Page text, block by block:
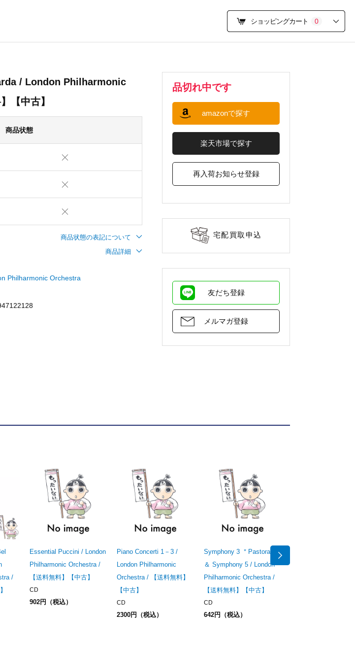
ショッピングカート 0
品切れ中です
amazonで探す
楽天市場で探す
再入荷お知らせ登録
宅配買取申込
友だち登録
メルマガ登録
/ London Philharmonic
【中古】
商品状態
商品状態の表記について
商品詳細
Philharmonic Orchestra
/
Essential Puccini / London
Philharmonic Orchestra /
【送料無料】【中古】
CD
902円（税込）
Piano Concerti 1－3 /
London Philharmonic
Orchestra / 【送料無料】
【中古】
CD
2300円（税込）
Symphony 3 ＂Pastoral"
＆ Symphony 5 / London
Philharmonic Orchestra /
【送料無料】【中古】
CD
642円（税込）